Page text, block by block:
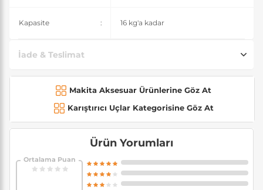
Kapasite : 16 kg'a kadar
İade & Teslimat
Makita Aksesuar Ürünlerine Göz At
Karıştırıcı Uçlar Kategorisine Göz At
Ürün Yorumları
Ortalama Puan